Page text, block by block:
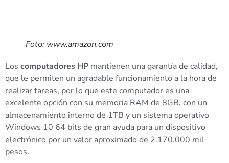
Foto: www.amazon.com
Los computadores HP mantienen una garantía de calidad,
que le permiten un agradable funcionamiento a la hora de
realizar tareas, por lo que este computador es una
excelente opción con su memoria RAM de 8GB, con un
almacenamiento interno de 1TB y un sistema operativo
Windows 10 64 bits de gran ayuda para un dispositivo
electrónico por un valor aproximado de 2.170.000 mil
pesos.